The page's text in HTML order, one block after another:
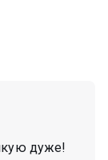
дуже!